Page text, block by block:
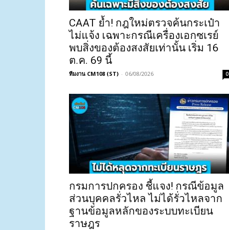
CAAT ย้ำ! กฎใหม่ตรวจค้นกระเป๋า
ไม่แจ้ง เฉพาะกรณีเครื่องเอกซเรย์
พบสิ่งของต้องสงสัยเท่านั้น เริ่ม 16
ต.ค. 69 นี้
ทีมงาน CM108 (ST) - 06/08/2026 0
กรมการปกครอง ชี้แจง! กรณีข้อมูล
ส่วนบุคคลรั่วไหล ไม่ได้รั่วไหลจาก
ฐานข้อมูลหลักของระบบทะเบียน
ราษฎร